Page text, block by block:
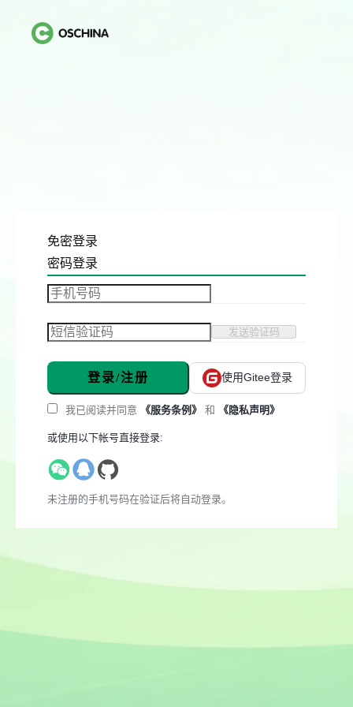
免密登录
密码登录
发送验证码
登录/注册 使用Gitee登录
我已阅读并同意 《服务条例》 和 《隐私声明》
或使用以下帐号直接登录:
未注册的手机号码在验证后将自动登录。